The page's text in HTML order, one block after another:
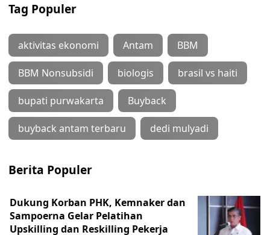
Tag Populer
aktivitas ekonomi Antam BBM
BBM Nonsubsidi biologis brasil vs haiti
bupati purwakarta Buyback
buyback antam terbaru dedi mulyadi
Berita Populer
Dukung Korban PHK, Kemnaker dan
Sampoerna Gelar Pelatihan
Upskilling dan Reskilling Pekerja